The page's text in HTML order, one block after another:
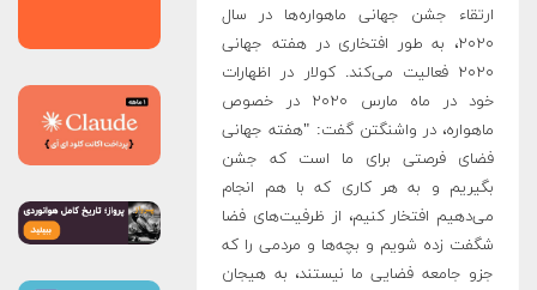
ارتقاء جشن جهانی ماهواره‌ها در سال
۲۰۲۰، به طور افتخاری در هفته جهانی
۲۰۲۰ فعالیت می‌کند. کولار در اظهارات
خود در ماه مارس ۲۰۲۰ در خصوص
ماهواره، در واشنگتن گفت: "هفته جهانی
فضای فرصتی برای ما است که جشن
بگیریم و به هر کاری که با هم انجام
می‌دهیم افتخار کنیم، از ظرفیت‌های فضا
شگفت زده شویم و بچه‌ها و مردمی را که
جزو جامعه فضایی ما نیستند، به هیجان